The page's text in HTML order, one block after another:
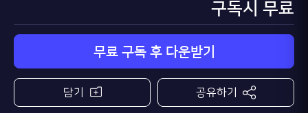
구독시 무료
무료 구독 후 다운받기
담기 공유하기